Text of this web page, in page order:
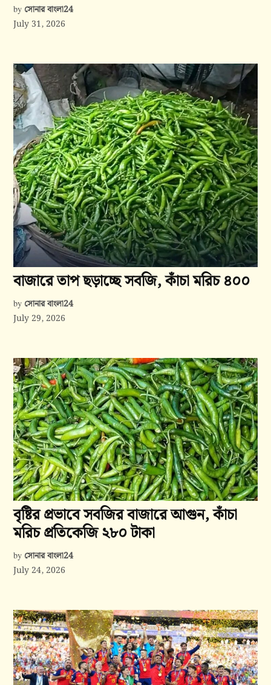
by সোনার বাংলা24
July 31, 2026
বাজারে তাপ ছড়াচ্ছে সবজি, কাঁচা মরিচ ৪০০
by সোনার বাংলা24
July 29, 2026
বৃষ্টির প্রভাবে সবজির বাজারে আগুন, কাঁচা
মরিচ প্রতিকেজি ২৮০ টাকা
by সোনার বাংলা24
July 24, 2026